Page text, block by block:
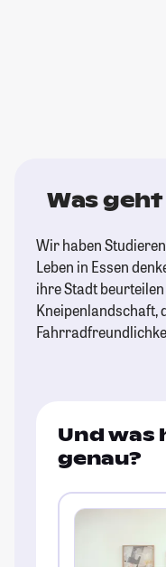
Was geht
Wir haben
Leben in Essen
ihre Stadt
Kneipenlandschaft,
Und was
genau?